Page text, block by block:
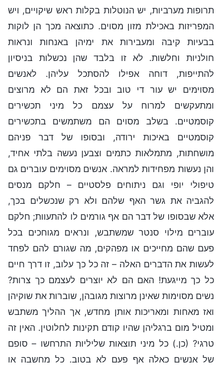
תרופות מערביות, יש הנוטלות בקלות ראש שיקויים, ויש
המפריזות באכילת מזון מסוים. כתוצאה מכך הן לוקות
בבעיות קיבה ומעבירות את ימיהן באנחות ונראות
חולניות וחלשות. לא זו בלבד שהן נכשלות בניסיון
להתייפות, דוחה אפילו להסתכל עליהן. לאנשים
מסוימים יש עור די טוב ובכל זאת הם לא מרוצים
ומתעקשים למרוח על עצמם כל מיני תכשירים
קוסמטיים. בשלב מסוים הם משתמשים בתכשירים
קוסמטיים באיכות ירודה, ובסופו של דבר פניהם
מושחתות, מתמלאות כתמים וצבען נעשה בלתי אחיד,
והן נעשות מפחידות למראה. אנשים מסוימים עוברים גם
טיפולי יופי וגם ניתוחים פלסטיים – חלקם מנסים
להגביה את גשר האף שלהם ולא רק שנכשלים בכך,
אלא שבסופו של דבר הם אף גורמים לו להתעוות; חלקם
עוברים מילוי סנטר שמשתבש, ונראים מגוחכים בכל
פעם שהם מחייכים או מפהקים, מה שגורם להם לפחד
לעשות את הדברים האלה – זה כל כך עלוב, זו דרך חיים
כל כך מייגעת! האם הם לא יוצרים לעצמם כך צרות?
נשים מסוימות שאינן מרוצות מגובהן, שוברות את שוקיהן
ואז מאחות ומאריכות אותן מחדש, אך ההליך משתבש
ומטיל מום ברגליהן שהיו קודם תקינות לחלוטין. האין זה
טרגי? (כן.) כל מיני תוצאות שליליות התרחשו – סופם
של אנשים כאלה אף פעם לא בטוב. כל מחשבה או